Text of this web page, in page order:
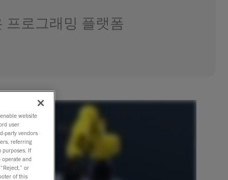
프로그래밍 플랫폼
website
user
party vendors
referring
purposes. If
operate and
or
of this